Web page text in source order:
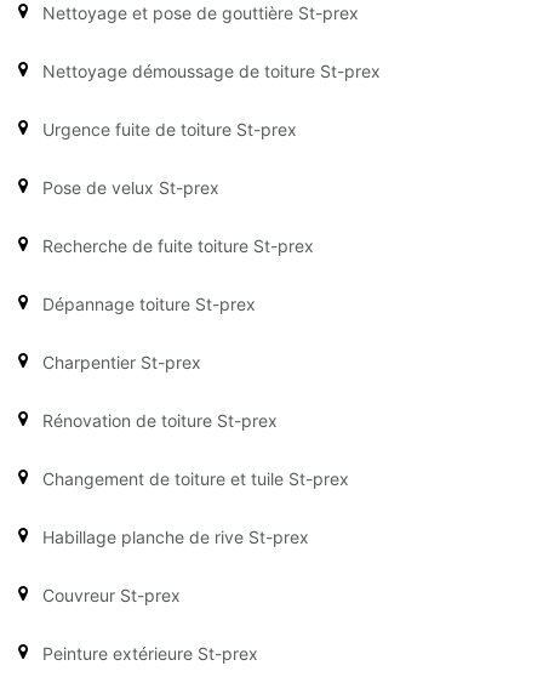
Nettoyage et pose de gouttière St-prex
Nettoyage démoussage de toiture St-prex
Urgence fuite de toiture St-prex
Pose de velux St-prex
Recherche de fuite toiture St-prex
Dépannage toiture St-prex
Charpentier St-prex
Rénovation de toiture St-prex
Changement de toiture et tuile St-prex
Habillage planche de rive St-prex
Couvreur St-prex
Peinture extérieure St-prex